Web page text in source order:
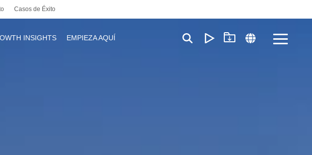
Casos de Éxito
INSIGHTS EMPIEZA AQUÍ
Toggle